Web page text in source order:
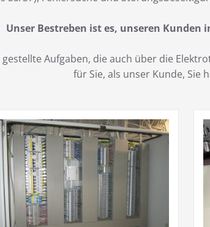
Unser Bestreben ist es, unseren
gestellte Aufgaben, die auch über die
für Sie, als unser Kunde,